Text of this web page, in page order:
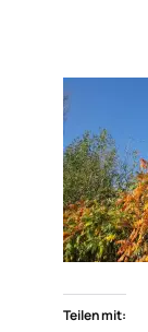
Teilen mit: